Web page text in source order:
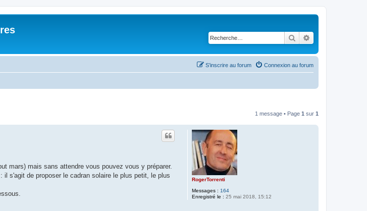
Rechercher
Connexion au forum
S’inscrire au forum
1 message • Page 1 sur 1
RogerTorrenti
Messages : 164
Enregistré le : 25 mai 2018, 15:12
mars) mais sans attendre vous pouvez vous y préparer.
s'agit de proposer le cadran solaire le plus petit, le plus